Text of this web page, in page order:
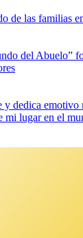
de las familias
del Abuelo”
y dedica emotivo
mi lugar en el